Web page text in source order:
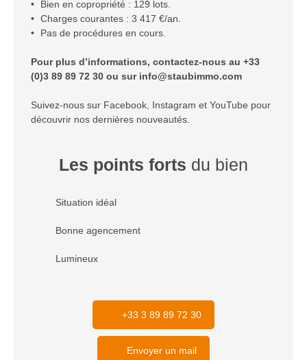
Bien en copropriété : 129 lots.
Charges courantes : 3 417 €/an.
Pas de procédures en cours.
Pour plus d’informations, contactez-nous au +33
(0)3 89 89 72 30 ou sur info@staubimmo.com
Suivez-nous sur Facebook, Instagram et YouTube pour
découvrir nos dernières nouveautés.
Les points forts du bien
Situation idéal
Bonne agencement
Lumineux
+33 3 89 89 72 30
Envoyer un mail